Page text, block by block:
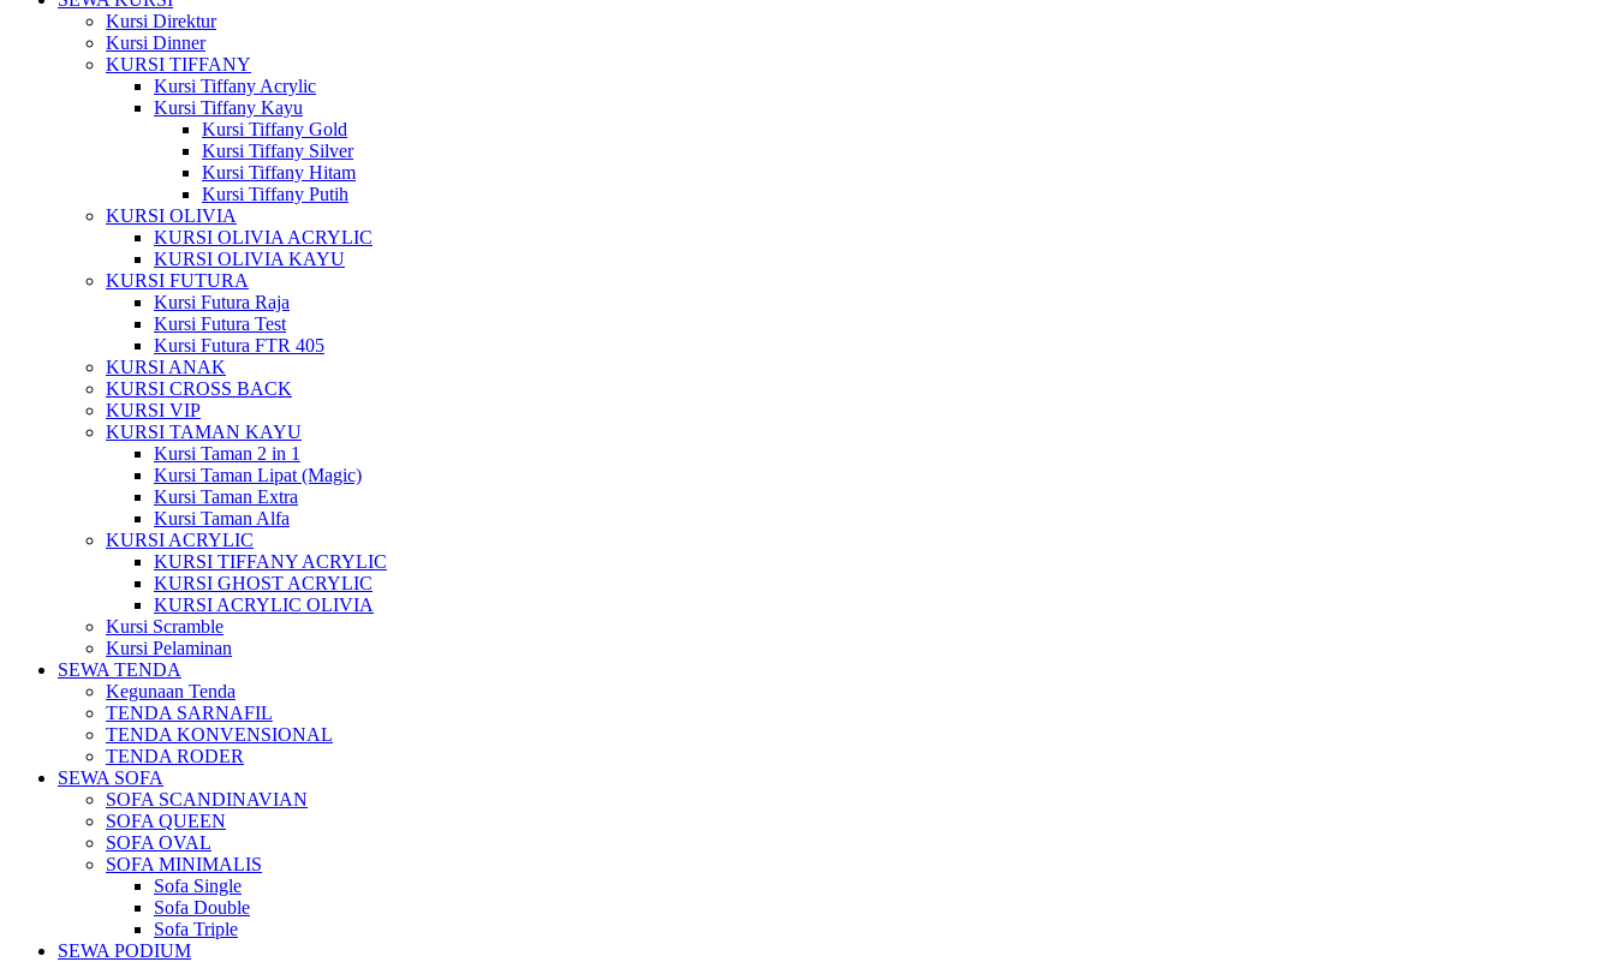
Kursi Direktur
Kursi Dinner
KURSI TIFFANY
Kursi Tiffany Acrylic
Kursi Tiffany Kayu
Kursi Tiffany Gold
Kursi Tiffany Silver
Kursi Tiffany Hitam
Kursi Tiffany Putih
KURSI OLIVIA
KURSI OLIVIA ACRYLIC
KURSI OLIVIA KAYU
KURSI FUTURA
Kursi Futura Raja
Kursi Futura Test
Kursi Futura FTR 405
KURSI ANAK
KURSI CROSS BACK
KURSI VIP
KURSI TAMAN KAYU
Kursi Taman 2 in 1
Kursi Taman Lipat (Magic)
Kursi Taman Extra
Kursi Taman Alfa
KURSI ACRYLIC
KURSI TIFFANY ACRYLIC
KURSI GHOST ACRYLIC
KURSI ACRYLIC OLIVIA
Kursi Scramble
Kursi Pelaminan
SEWA TENDA
Kegunaan Tenda
TENDA SARNAFIL
TENDA KONVENSIONAL
TENDA RODER
SEWA SOFA
SOFA SCANDINAVIAN
SOFA QUEEN
SOFA OVAL
SOFA MINIMALIS
Sofa Single
Sofa Double
Sofa Triple
SEWA PODIUM